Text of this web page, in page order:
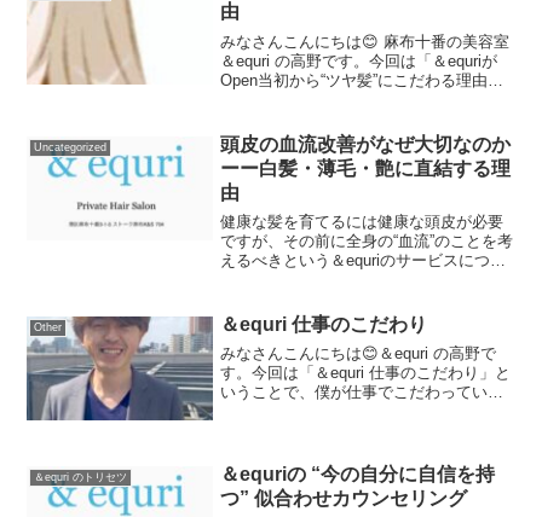
由
みなさんこんにちは😊 麻布十番の美容室
＆equri の高野です。今回は「＆equriが
Open当初から“ツヤ髪”にこだわる理由」
お話したいと思います。【 目次 】①...
Uncategorized
頭皮の血流改善がなぜ大切なのか
ーー白髪・薄毛・艶に直結する理
由
健康な髪を育てるには健康な頭皮が必要
ですが、その前に全身の“血流”のことを考
えるべきという＆equriのサービスについ
Other ＆equri 仕事のこだわり
みなさんこんにちは😊＆equri の高野で
す。今回は「＆equri 仕事のこだわり」と
いうことで、僕が仕事でこだわっている
だわり...
＆equri のトリセツ
＆equriの “今の自分に自信を持
つ” 似合わせカウンセリング